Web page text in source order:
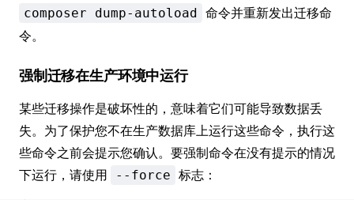
composer dump-autoload 命令并重新发出迁移命
令。
强制迁移在生产环境中运行
某些迁移操作是破坏性的，意味着它们可能导致数据丢
失。为了保护您不在生产数据库上运行这些命令，执行这
些命令之前会提示您确认。要强制命令在没有提示的情况
下运行，请使用
--force 标志：